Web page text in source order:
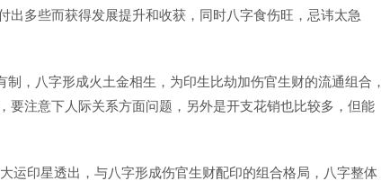
出多些而获得发展提升和收获，同时八字食伤旺，忌讳太急
，八字形成火土金相生，为印生比劫加伤官生财的流通组合，
要注意下人际关系方面问题，另外是开支花销也比较多，但能
运印星透出，与八字形成伤官生财配印的组合格局，八字整体